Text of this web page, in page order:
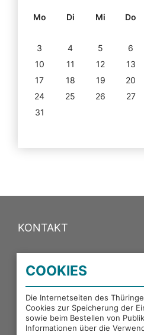
Mo Di Mi Do
3
4 5 6
10
11 12 13
17
18 19 20
24
25 26 27
31
KONTAKT
PORTALE DES
EXTERNE LINKS
COOKIES
Die Internetseiten des
Cookies zur Speicherung der
sowie beim Bestellen von
Informationen über die